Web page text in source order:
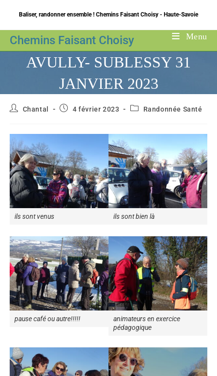
content
Baliser, randonner ensemble ! Chemins Faisant Choisy - Haute-Savoie
Chemins Faisant Choisy Menu
AVULLY- SUBLESSY 31
JANVIER 2023
Auteur/autrice
publication :
Chantal
Publication
4 février 2023
PostRandonnée Santé
ils sont venus ils sont bien là
pause café ou autre!!!!!
animateurs en exercice
pédagogique